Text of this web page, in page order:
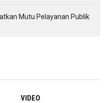
Mutu Pelayanan Publik
VIDEO